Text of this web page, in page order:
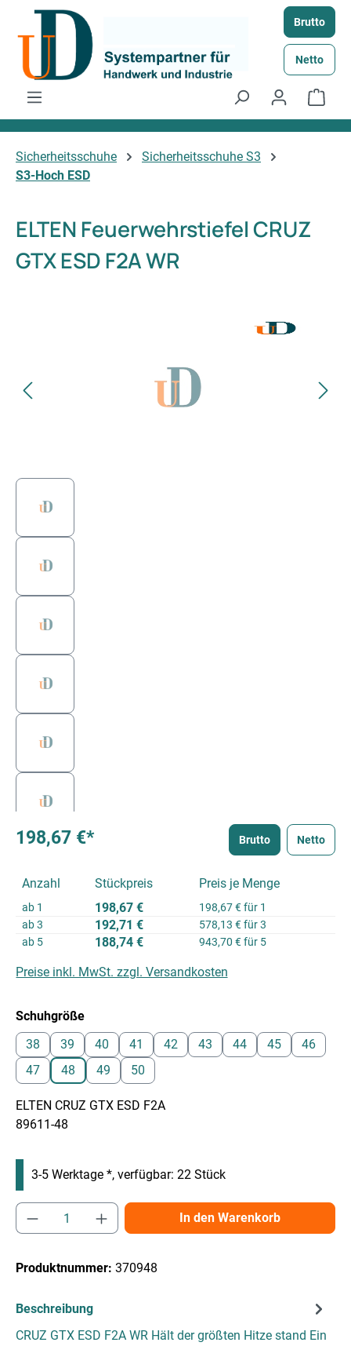
Zum Hauptinhalt springen Brutto
Netto
Sicherheitsschuhe
Sicherheitsschuhe S3
S3-Hoch ESD
ELTEN Feuerwehrstiefel CRUZ
GTX ESD F2A WR
198,67 €* Brutto Netto
Anzahl Stückpreis Preis je Menge
ab 1 198,67 €
198,67 € für 1
ab3 192,71 €
578,13 € für 3
ab 5 188,74 € 943,70 € für 5
Preise inkl. MwSt. zzgl. Versandkosten
Schuhgrößeauswählen
38
39 40 41 42 43 44 45
46
47
48 49 50
ELTEN CRUZ GTX ESD F2A
89611-48
3-5 Werktage *, verfügbar: 22 Stück
Produkt Anzahl: Gib den gewünschten
In den Warenkorb
Produktnummer: 370948
Beschreibung
CRUZ GTX ESD F2A WR Hält der größten Hitze stand Ein